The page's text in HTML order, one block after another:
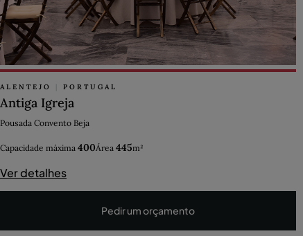
ALENTEJO | PORTUGAL
Antiga Igreja
Pousada Convento Beja
Capacidade máxima 400Área 445m²
Ver detalhes
Pedir um orçamento